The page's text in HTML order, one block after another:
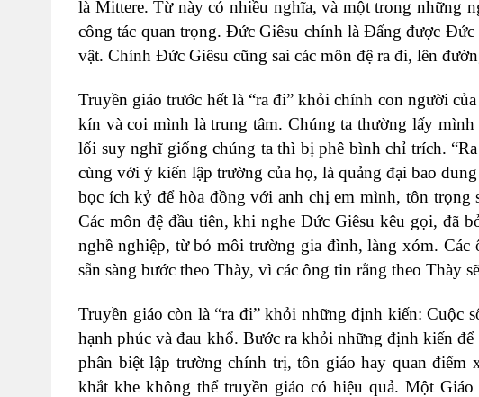
là Mittere. Từ này có nhiều nghĩa, và một trong những
công tác quan trọng. Đức Giêsu chính là Đấng được
vật. Chính Đức Giêsu cũng sai các môn đệ ra đi, lên
Truyền giáo trước hết là “ra đi” khỏi chính con người
kín và coi mình là trung tâm. Chúng ta thường lấy
lối suy nghĩ giống chúng ta thì bị phê bình chỉ trích.
cùng với ý kiến lập trường của họ, là quảng đại bao
bọc ích kỷ để hòa đồng với anh chị em mình, tôn
Các môn đệ đầu tiên, khi nghe Đức Giêsu kêu gọi, đã
nghề nghiệp, từ bỏ môi trường gia đình, làng xóm.
sẵn sàng bước theo Thày, vì các ông tin rằng theo Thày
Truyền giáo còn là “ra đi” khỏi những định kiến: Cuộc
hạnh phúc và đau khổ. Bước ra khỏi những định kiến
phân biệt lập trường chính trị, tôn giáo hay quan
khắt khe không thể truyền giáo có hiệu quả. Một